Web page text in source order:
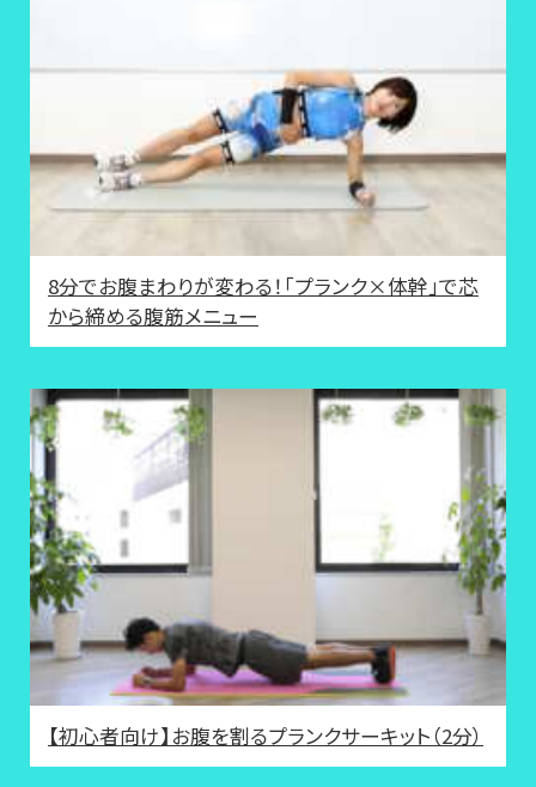
8分でお腹まわりが変わる！「プランク×体幹」で芯
から締める腹筋メニュー
【初心者向け】お腹を割るプランクサーキット（2分）